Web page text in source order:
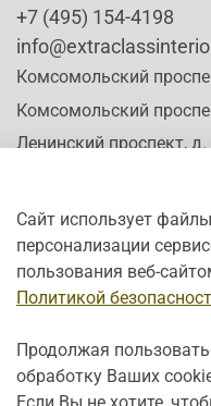
+7 (495) 154-4198
Комсомольский
Комсомольский
Ленинский проспект, д.
Время работы:
Пн-Сб: c 10:00 - 20:00
Вс: с 12:00 - 19:00
Сайт использует
персонализации
пользования веб-
Политикой
Продолжая
обработку Ваших